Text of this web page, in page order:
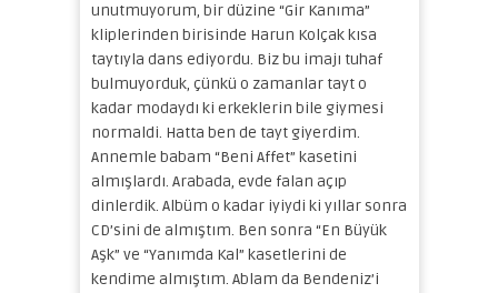
unutmuyorum, bir düzine “Gir Kanıma”
kliplerinden birisinde Harun Kolçak kısa
taytıyla dans ediyordu. Biz bu imajı tuhaf
bulmuyorduk, çünkü o zamanlar tayt o
kadar modaydı ki erkeklerin bile giymesi
normaldi. Hatta ben de tayt giyerdim.
Annemle babam “Beni Affet” kasetini
almışlardı. Arabada, evde falan açıp
dinlerdik. Albüm o kadar iyiydi ki yıllar sonra
CD’sini de almıştım. Ben sonra “En Büyük
Aşk” ve “Yanımda Kal” kasetlerini de
kendime almıştım. Ablam da Bendeniz’i